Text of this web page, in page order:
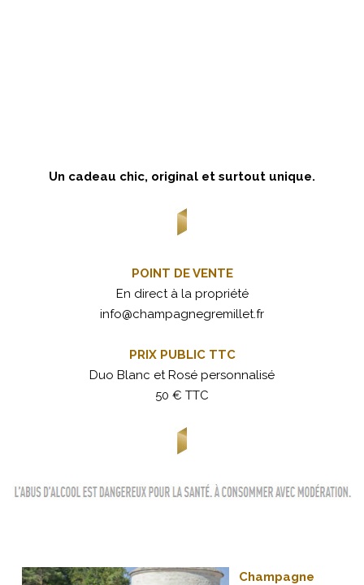
Un cadeau chic, original et surtout unique.
POINT DE VENTE
En direct à la propriété
info@champagnegremillet.fr
PRIX PUBLIC TTC
Duo Blanc et Rosé personnalisé
50 € TTC
Champagne